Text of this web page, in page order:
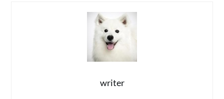
writer